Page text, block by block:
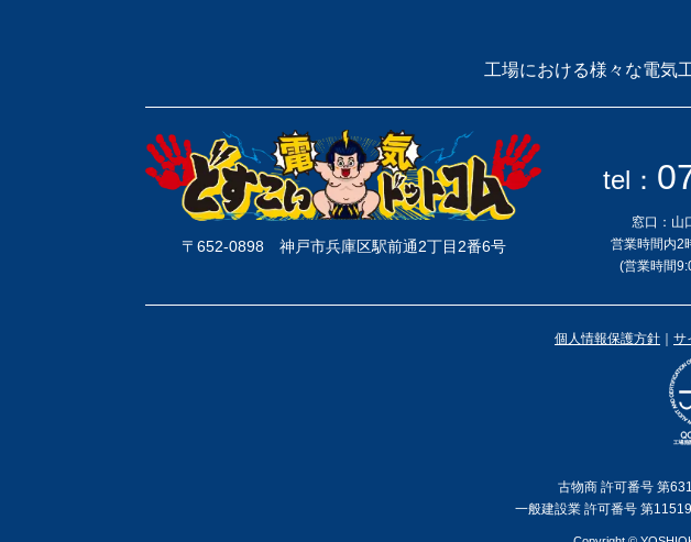
工場における様々な電気
〒652-0898 神戸市兵庫区駅前通2丁目2番6号
tel：
窓口：山
営業時間内2
(営業時間
個人情報保護方針 サ
古物商 許可番号 第
一般建設業 許可番号 第